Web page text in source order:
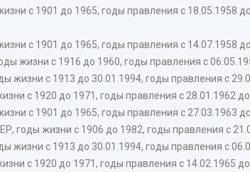
с 1901 до 1965, годы правления с 18.05.1958
с 1901 до 1965, годы правления с 14.07.1958
жизни с 1916 до 1960, годы правления с
жизни с 1913 до 30.01.1994, годы правления с
с 1920 до 1971, годы правления с 28.01.1962
с 1901 до 1965, годы правления с 27.03.1963
годы жизни с 1906 до 1982, годы правления с
жизни с 1913 до 30.01.1994, годы правления с
с 1920 до 1971, годы правления с 14.02.1965